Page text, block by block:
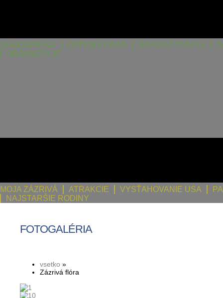
SAMOSPRÁVA OBECNÝ ÚRAD ÚRADNÁ TABUĽA
ORGANIZÁCIE
MOJA ZÁZRIVÁ ATRAKCIE VYSŤAHOVANIE USA
NAJSTARŠIE RODINY
FOTOGALÉRIA
vsetko »
Zázrivá flóra